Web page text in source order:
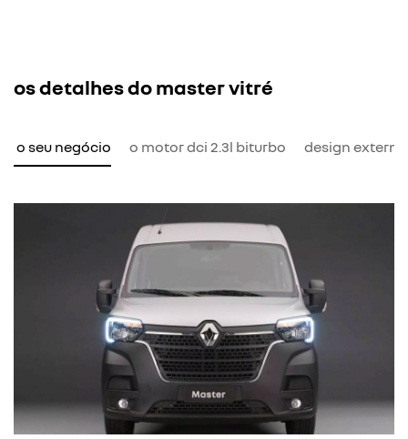
os detalhes do master vitré
o seu negócio o motor dci 2.3l biturbo design externo